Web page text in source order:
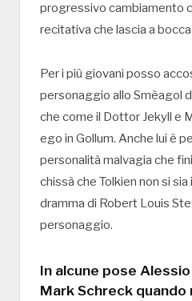
progressivo cambiamento
recitativa che lascia a
Per i più giovani posso
personaggio allo Smèagol
che come il Dottor Jekyll e
ego in Gollum. Anche lui è
personalità malvagia che
chissà che Tolkien non si
dramma di Robert Louis
personaggio.
In alcune pose
Mark Schreck quando